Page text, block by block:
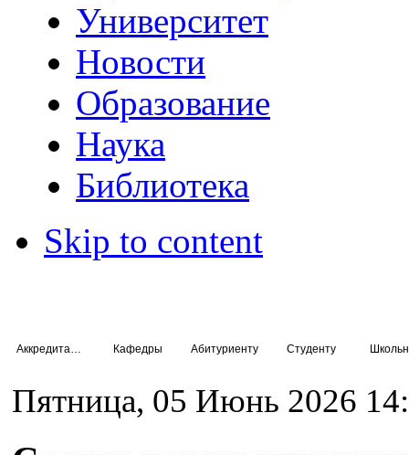
Университет
Новости
Образование
Наука
Библиотека
Skip to content
Кафедры Абитуриенту Студенту
Пятница, 05 Июнь 2026